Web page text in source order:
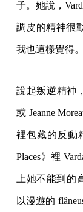
子。她說，
調皮的精神很
我也這樣覺得。
說起叛逆精神
或 Jeanne
裡包藏的反動
Places》裡
上她不能到的
以漫遊的